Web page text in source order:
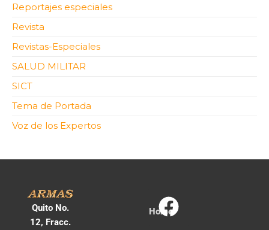
Reportajes especiales
Revista
Revistas-Especiales
SALUD MILITAR
SICT
Tema de Portada
Voz de los Expertos
Quito No.
12, Fracc.
Home